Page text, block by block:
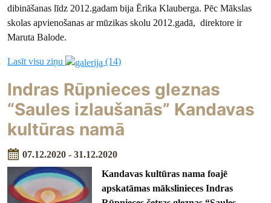
dibināšanas līdz 2012.gadam bija Ērika Klauberga. Pēc Mākslas
skolas apvienošanas ar mūzikas skolu 2012.gadā, direktore ir
Maruta Balode.
Lasīt visu ziņu (14)
Indras Rūpnieces gleznas
“Saules izlaušanās” Kandavas
kultūras namā
07.12.2020 - 31.12.2020
Kandavas kultūras nama foajē
apskatāmas mākslinieces Indras